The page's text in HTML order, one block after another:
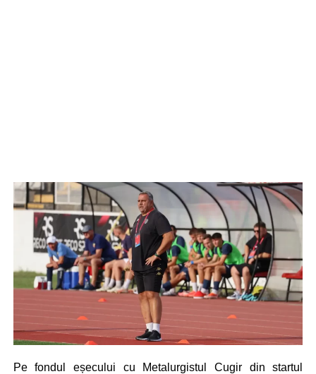
Pe fondul eșecului cu Metalurgistul Cugir din startul